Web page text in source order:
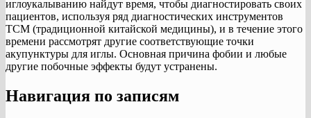
иглоукалыванию найдут время, чтобы диагностировать своих
пациентов, используя ряд диагностических инструментов
TCM (традиционной китайской медицины), и в течение этого
времени рассмотрят другие соответствующие точки
акупунктуры для иглы. Основная причина фобии и любые
другие побочные эффекты будут устранены.
Навигация по записям